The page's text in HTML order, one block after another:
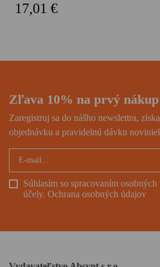
Matthiessena, pútnika po
17,01 €
Zľava 10% na prvý
Zaregistruj sa do nášho newslettra,
objednávku a pravidelnú dávku
Súhlasím so spracovaním
účely. Ochrana osobných údajov